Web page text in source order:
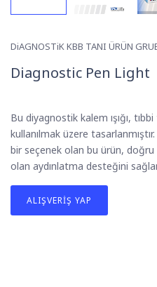
DiAGNOSTiK KBB TANI ÜRÜN
Diagnostic Pen Light
Bu diyagnostik kalem ışığı,
kullanılmak üzere
bir seçenek olan bu ürün, doğru
olan aydınlatma desteğini
ALIŞVERIŞ YAP